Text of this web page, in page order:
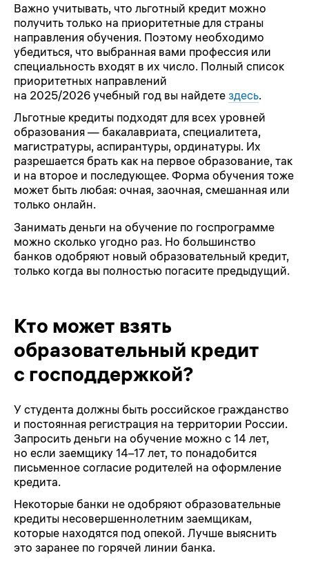
Важно учитывать, что льготный кредит можно
получить только на приоритетные для страны
направления обучения. Поэтому необходимо
убедиться, что выбранная вами профессия или
специальность входят в их число. Полный список
приоритетных направлений
на 2025/2026 учебный год вы найдете здесь.
Льготные кредиты подходят для всех уровней
образования — бакалавриата, специалитета,
магистратуры, аспирантуры, ординатуры. Их
разрешается брать как на первое образование, так
и на второе и последующее. Форма обучения тоже
может быть любая: очная, заочная, смешанная или
только онлайн.
Занимать деньги на обучение по госпрограмме
можно сколько угодно раз. Но большинство
банков одобряют новый образовательный кредит,
только когда вы полностью погасите предыдущий.
Кто может взять
образовательный кредит
с господдержкой?
У студента должны быть российское гражданство
и постоянная регистрация на территории России.
Запросить деньги на обучение можно с 14 лет,
но если заемщику 14–17 лет, то понадобится
письменное согласие родителей на оформление
кредита.
Некоторые банки не одобряют образовательные
кредиты несовершеннолетним заемщикам,
которые находятся под опекой. Лучше выяснить
это заранее по горячей линии банка.